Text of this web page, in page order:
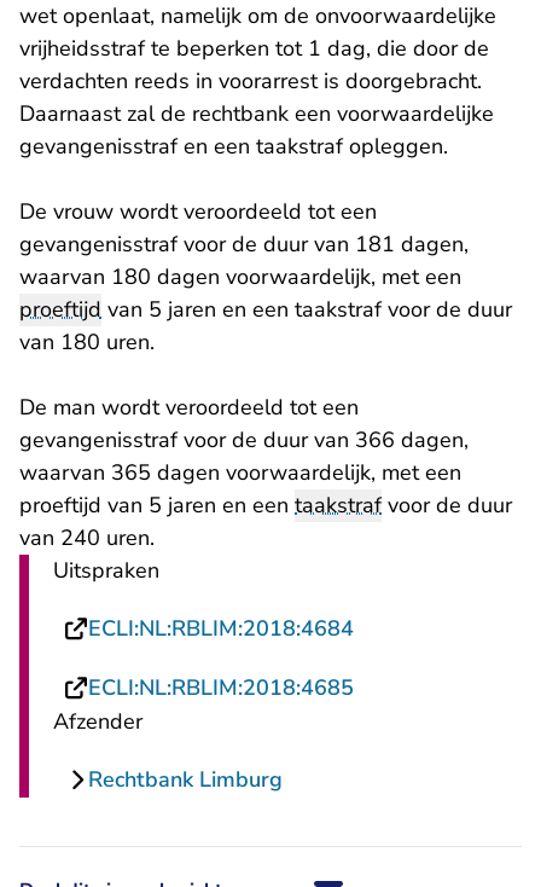
wet openlaat, namelijk om de onvoorwaardelijke
vrijheidsstraf te beperken tot 1 dag, die door de
verdachten reeds in voorarrest is doorgebracht.
Daarnaast zal de rechtbank een voorwaardelijke
gevangenisstraf en een taakstraf opleggen.
De vrouw wordt veroordeeld tot een
gevangenisstraf voor de duur van 181 dagen,
waarvan 180 dagen voorwaardelijk, met een
proeftijd van 5 jaren en een taakstraf voor de duur
van 180 uren.
De man wordt veroordeeld tot een
gevangenisstraf voor de duur van 366 dagen,
waarvan 365 dagen voorwaardelijk, met een
proeftijd van 5 jaren en een taakstrafvoor de duur
van 240 uren.
Uitspraken
ECLI:NL:RBLIM:2018:4684- U verlaat
ECLI:NL:RBLIM:2018:4685
Afzender
Rechtbank Limburg